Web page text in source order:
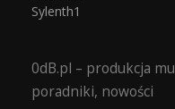
Sylenth1
0dB.pl – produkcja
poradniki, nowości